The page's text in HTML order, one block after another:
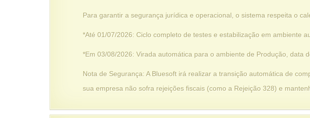
Para garantir a segurança jurídica e operacional, o sistema respeita o
*Até 01/07/2026: Ciclo completo de testes e estabilização em ambiente
*Em 03/08/2026: Virada automática para o ambiente de Produção, data
Nota de Segurança: A Bluesoft irá realizar a transição automática de
sua empresa não sofra rejeições fiscais (como a Rejeição 328) e